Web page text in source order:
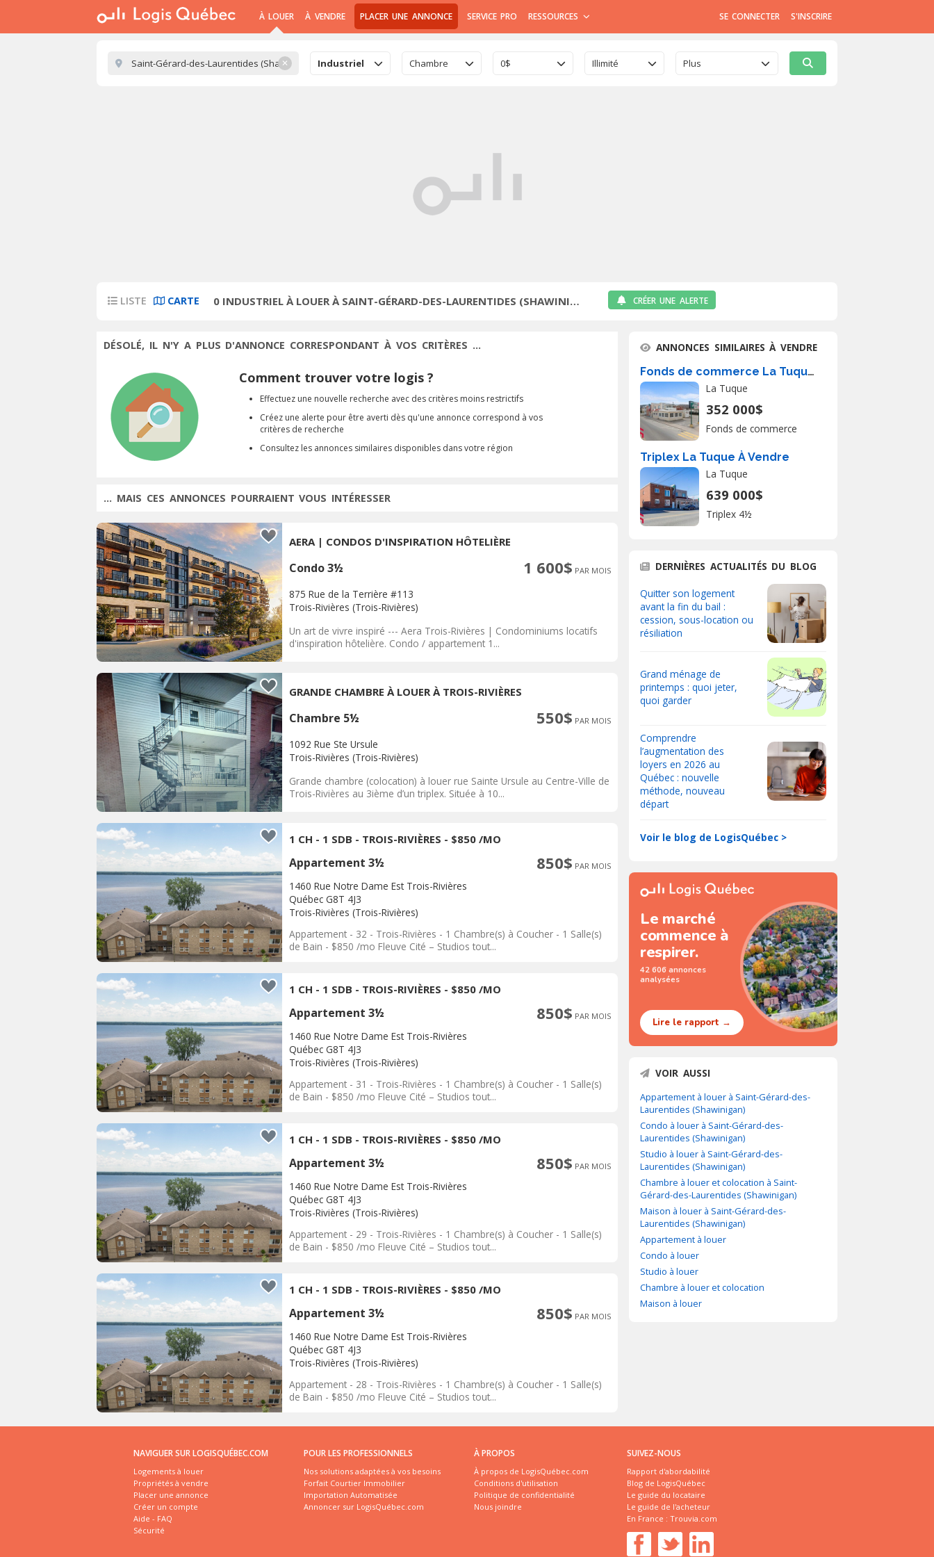
À LOUER À VENDRE PLACER UNE ANNONCE SERVICE PRO RESSOURCES SE CONNECTER S'INSCRIRE
✕ Industriel Chambre 0$ Illimité Plus
LISTE CARTE 0 INDUSTRIEL À LOUER À SAINT-GÉRARD-DES-LAURENTIDES (SHAWINIGAN) CRÉER UNE ALERTE
DÉSOLÉ, IL N'Y A PLUS D'ANNONCE CORRESPONDANT À VOS CRITÈRES ...
Comment trouver votre logis ?
Effectuez une nouvelle recherche avec des critères moins restrictifs
Créez une alerte pour être averti dès qu'une annonce correspond à vos
critères de recherche
Consultez les annonces similaires disponibles dans votre région
... MAIS CES ANNONCES POURRAIENT VOUS INTÉRESSER
AERA | CONDOS D'INSPIRATION HÔTELIÈRE
Condo 3½ 1 600$ PAR MOIS
875 Rue de la Terrière #113
Trois-Rivières (Trois-Rivières)
Un art de vivre inspiré --- Aera Trois-Rivières | Condominiums locatifs
d'inspiration hôtelière. Condo / appartement 1...
GRANDE CHAMBRE À LOUER À TROIS-RIVIÈRES
Chambre 5½ 550$ PAR MOIS
1092 Rue Ste Ursule
Trois-Rivières (Trois-Rivières)
Grande chambre (colocation) à louer rue Sainte Ursule au Centre-Ville de
Trois-Rivières au 3ième d’un triplex. Située à 10...
1 CH - 1 SDB - TROIS-RIVIÈRES - $850 /MO
Appartement 3½ 850$ PAR MOIS
1460 Rue Notre Dame Est Trois-Rivières
Québec G8T 4J3
Trois-Rivières (Trois-Rivières)
Appartement - 32 - Trois-Rivières - 1 Chambre(s) à Coucher - 1 Salle(s)
de Bain - $850 /mo Fleuve Cité – Studios tout...
1 CH - 1 SDB - TROIS-RIVIÈRES - $850 /MO
Appartement 3½ 850$ PAR MOIS
1460 Rue Notre Dame Est Trois-Rivières
Québec G8T 4J3
Trois-Rivières (Trois-Rivières)
Appartement - 31 - Trois-Rivières - 1 Chambre(s) à Coucher - 1 Salle(s)
de Bain - $850 /mo Fleuve Cité – Studios tout...
1 CH - 1 SDB - TROIS-RIVIÈRES - $850 /MO
Appartement 3½ 850$ PAR MOIS
1460 Rue Notre Dame Est Trois-Rivières
Québec G8T 4J3
Trois-Rivières (Trois-Rivières)
Appartement - 29 - Trois-Rivières - 1 Chambre(s) à Coucher - 1 Salle(s)
de Bain - $850 /mo Fleuve Cité – Studios tout...
1 CH - 1 SDB - TROIS-RIVIÈRES - $850 /MO
Appartement 3½ 850$ PAR MOIS
1460 Rue Notre Dame Est Trois-Rivières
Québec G8T 4J3
Trois-Rivières (Trois-Rivières)
Appartement - 28 - Trois-Rivières - 1 Chambre(s) à Coucher - 1 Salle(s)
de Bain - $850 /mo Fleuve Cité – Studios tout...
ANNONCES SIMILAIRES À VENDRE
Fonds de commerce La Tuque À Vendre
La Tuque
352 000$
Fonds de commerce
Triplex La Tuque À Vendre
La Tuque
639 000$
Triplex 4½
DERNIÈRES ACTUALITÉS DU BLOG
Quitter son logement
avant la fin du bail :
cession, sous-location ou
résiliation
Grand ménage de
printemps : quoi jeter,
quoi garder
Comprendre
l’augmentation des
loyers en 2026 au
Québec : nouvelle
méthode, nouveau
départ
Voir le blog de LogisQuébec >
Le marché
commence à
respirer.
42 606 annonces
analysées
Lire le rapport →
VOIR AUSSI
Appartement à louer à Saint-Gérard-des-
Laurentides (Shawinigan)
Condo à louer à Saint-Gérard-des-
Laurentides (Shawinigan)
Studio à louer à Saint-Gérard-des-
Laurentides (Shawinigan)
Chambre à louer et colocation à Saint-
Gérard-des-Laurentides (Shawinigan)
Maison à louer à Saint-Gérard-des-
Laurentides (Shawinigan)
Appartement à louer
Condo à louer
Studio à louer
Chambre à louer et colocation
Maison à louer
NAVIGUER SUR LOGISQUÉBEC.COM
Logements à louer
Propriétés à vendre
Placer une annonce
Créer un compte
Aide - FAQ
Sécurité
POUR LES PROFESSIONNELS
Nos solutions adaptées à vos besoins
Forfait Courtier Immobilier
Importation Automatisée
Annoncer sur LogisQuébec.com
À PROPOS
À propos de LogisQuébec.com
Conditions d'utilisation
Politique de confidentialité
Nous joindre
SUIVEZ-NOUS
Rapport d'abordabilité
Blog de LogisQuébec
Le guide du locataire
Le guide de l'acheteur
En France : Trouvia.com